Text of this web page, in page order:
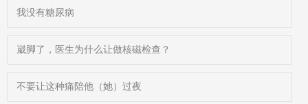
我没有糖尿病
崴脚了，医生为什么让做核磁检查？
不要让这种痛陪他（她）过夜